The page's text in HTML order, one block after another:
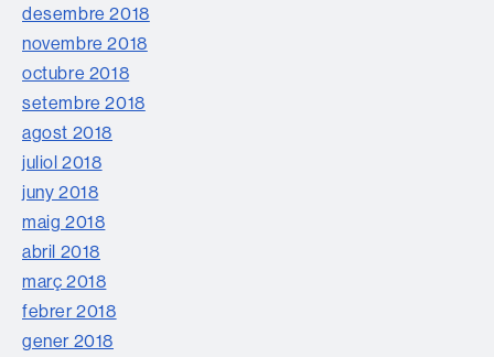
desembre 2018
novembre 2018
octubre 2018
setembre 2018
agost 2018
juliol 2018
juny 2018
maig 2018
abril 2018
març 2018
febrer 2018
gener 2018